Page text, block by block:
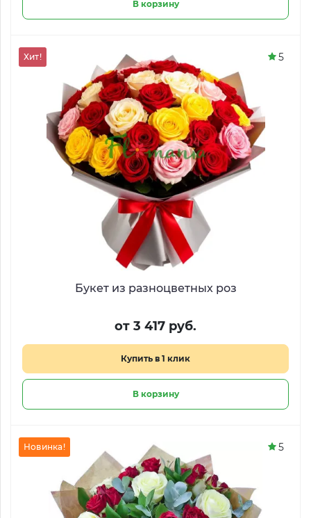
В корзину
Букет из разноцветных роз
от 3 417 руб.
Купить в 1 клик
В корзину
Хит! 5
Новинка! 5